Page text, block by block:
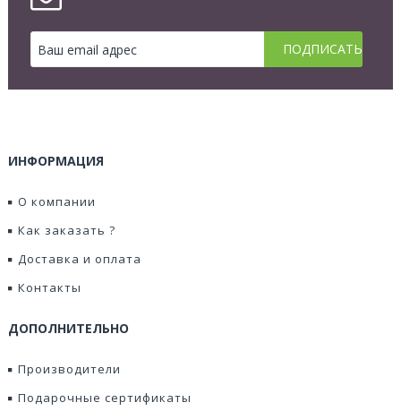
ИНФОРМАЦИЯ
О компании
Как заказать ?
Доставка и оплата
Контакты
ДОПОЛНИТЕЛЬНО
Производители
Подарочные сертификаты